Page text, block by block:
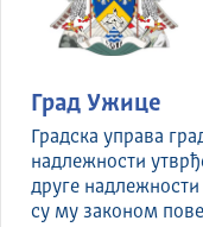
Град Ужице
Градска управа
надлежности
друге
су му законом